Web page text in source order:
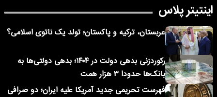
اینتیتر پلاس
عربستان، ترکیه و پاکستان؛ تولد یک ناتوی اسلامی؟
رکوردزنی بدهی دولت در ۱۴۰۴؛ بدهی دولتی‌ها به
بانک‌ها حدودا ۳ هزار همت
فهرست تحریمی جدید آمریکا علیه ایران؛ دو صرافی